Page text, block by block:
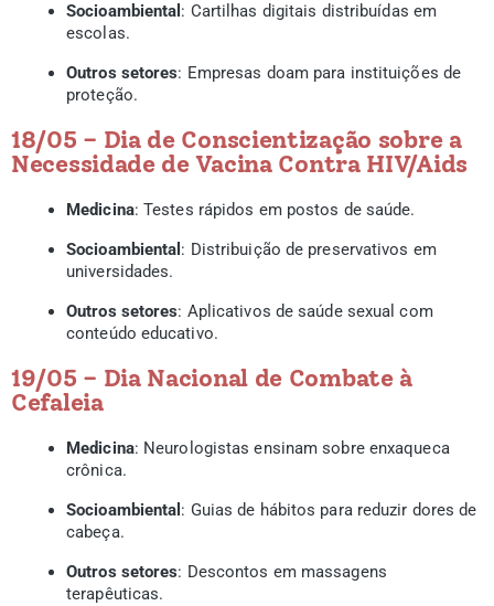
Socioambiental : Cartilhas digitais distribuídas em
escolas.
Outros setores: Empresas doam para instituições de
proteção.
18/05 – Dia de Conscientização sobre a
Necessidade de Vacina Contra HIV/Aids
Medicina: Testes rápidos em postos de saúde.
Socioambiental : Distribuição de preservativos em
universidades.
Outros setores: Aplicativos de saúde sexual com
conteúdo educativo.
19/05 – Dia Nacional de Combate à
Cefaleia
Medicina: Neurologistas ensinam sobre enxaqueca
crônica.
Socioambiental : Guias de hábitos para reduzir dores de
cabeça.
Outros setores: Descontos em massagens
terapêuticas.